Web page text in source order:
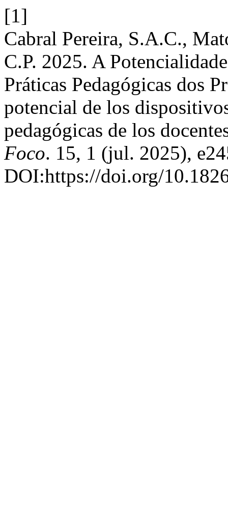
[1]
Cabral Pereira, S.A.C.,
C.P. 2025. A
Práticas Pedagógicas dos
potencial de los
pedagógicas de los
Foco. 15, 1 (jul. 2025),
DOI:https://doi.org/